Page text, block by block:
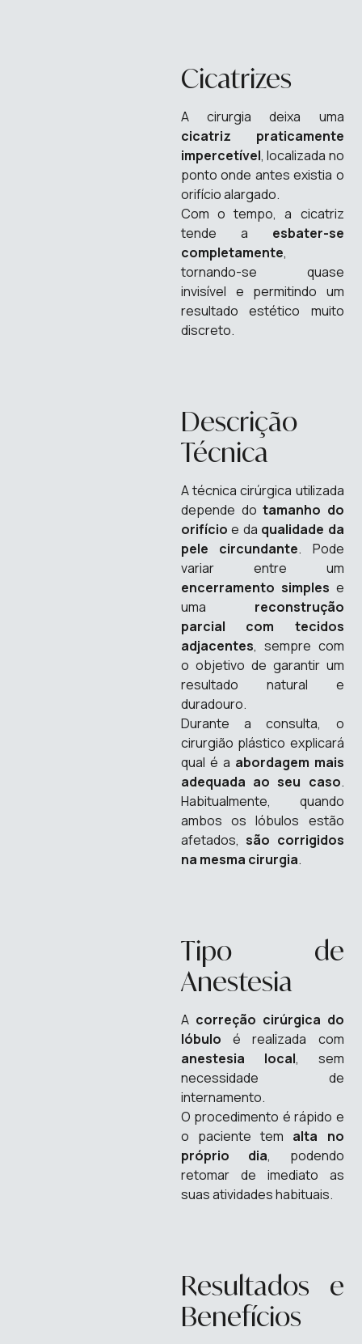
Cicatrizes
A cirurgia deixa uma
cicatriz praticamente
impercetível, localizada no
ponto onde antes existia o
orifício alargado.
Com o tempo, a cicatriz
tende a esbater-se
completamente,
tornando-se quase
invisível e permitindo um
resultado estético muito
discreto.
Descrição
Técnica
A técnica cirúrgica utilizada
depende dotamanho do
orifício e da qualidade da
pele circundante. Pode
variar entre um
encerramento simples e
uma reconstrução
parcial com tecidos
adjacentes, sempre com
o objetivo de garantir um
resultado natural e
duradouro.
Durante a consulta, o
cirurgião plástico explicará
qual é a abordagem mais
adequada ao seu caso.
Habitualmente, quando
ambos os lóbulos estão
afetados,são corrigidos
na mesma cirurgia.
Tipo de
Anestesia
A correção cirúrgica do
lóbulo é realizada com
anestesia local, sem
necessidade de
internamento.
O procedimento é rápido e
o paciente tem alta no
próprio dia, podendo
retomar de imediato as
suas atividades habituais.
Resultados e
Benefícios